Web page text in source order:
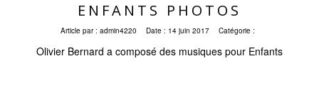
ENFANTS PHOTOS
Article par : admin4220 Date : 14 juin 2017 Catégorie :
Olivier Bernard a composé des musiques pour Enfants